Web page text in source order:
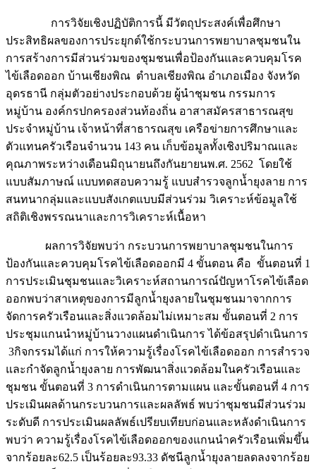
การวิจัยเชิงปฏิบัติการนี้ มีวัตถุประสงค์เพื่อศึกษา
ประสิทธิผลของการประยุกต์ใช้กระบวนการพยาบาลชุมชนใน
การสร้างการมีส่วนร่วมของชุมชนเพื่อป้องกันและควบคุมโรค
ไข้เลือดออก บ้านเชียงพิณ ตำบลเชียงพิณ อำเภอเมือง จังหวัด
อุดรธานี กลุ่มตัวอย่างประกอบด้วย ผู้นำชุมชน กรรมการ
หมู่บ้าน องค์กรปกครองส่วนท้องถิ่น อาสาสมัครสาธารณสุข
ประจำหมู่บ้าน เจ้าหน้าที่สาธารณสุข เครือข่ายการศึกษาและ
ตัวแทนครัวเรือนจำนวน 143 คน เก็บข้อมูลทั้งเชิงปริมาณและ
คุณภาพระหว่างเดือนมิถุนายนถึงกันยายนพ.ศ. 2562 โดยใช้
แบบสัมภาษณ์ แบบทดสอบความรู้ แบบสำรวจลูกน้ำยุงลาย การ
สนทนากลุ่มและแบบสังเกตแบบมีส่วนร่วม วิเคราะห์ข้อมูลใช้
สถิติเชิงพรรณนาและการวิเคราะห์เนื้อหา
ผลการวิจัยพบว่า กระบวนการพยาบาลชุมชนในการ
ป้องกันและควบคุมโรคไข้เลือดออกมี 4 ขั้นตอน คือ ขั้นตอนที่ 1
การประเมินชุมชนและวิเคราะห์สถานการณ์ปัญหาโรคไข้เลือด
ออกพบว่าสาเหตุของการมีลูกน้ำยุงลายในชุมชนมาจากการ
จัดการครัวเรือนและสิ่งแวดล้อมไม่เหมาะสม ขั้นตอนที่ 2 การ
ประชุมแกนนำหมู่บ้านวางแผนดำเนินการ ได้ข้อสรุปดำเนินการ
3กิจกรรมได้แก่ การให้ความรู้เรื่องโรคไข้เลือดออก การสำรวจ
และกำจัดลูกน้ำยุงลาย การพัฒนาสิ่งแวดล้อมในครัวเรือนและ
ชุมชน ขั้นตอนที่ 3 การดำเนินการตามแผน และขั้นตอนที่ 4 การ
ประเมินผลด้านกระบวนการและผลลัพธ์ พบว่าชุมชนมีส่วนร่วม
ระดับดี การประเมินผลลัพธ์เปรียบเทียบก่อนและหลังดำเนินการ
พบว่า ความรู้เรื่องโรคไข้เลือดออกของแกนนำครัวเรือนเพิ่มขึ้น
จากร้อยละ62.5 เป็นร้อยละ93.33 ดัชนีลูกน้ำยุงลายลดลงจากร้อย